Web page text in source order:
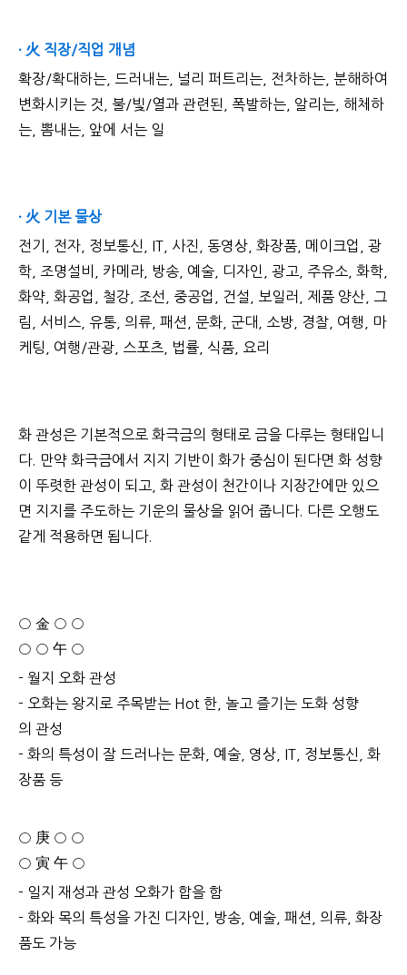
· 火 직장/직업 개념
확장/확대하는, 드러내는, 널리 퍼트리는, 전차하는, 분해하여
변화시키는 것, 불/빛/열과 관련된, 폭발하는, 알리는, 해체하
는, 뽐내는, 앞에 서는 일
· 火 기본 물상
전기, 전자, 정보통신, IT, 사진, 동영상, 화장품, 메이크업, 광
학, 조명설비, 카메라, 방송, 예술, 디자인, 광고, 주유소, 화학,
화약, 화공업, 철강, 조선, 중공업, 건설, 보일러, 제품 양산, 그
림, 서비스, 유통, 의류, 패션, 문화, 군대, 소방, 경찰, 여행, 마
케팅, 여행/관광, 스포츠, 법률, 식품, 요리
화 관성은 기본적으로 화극금의 형태로 금을 다루는 형태입니
다. 만약 화극금에서 지지 기반이 화가 중심이 된다면 화 성향
이 뚜렷한 관성이 되고, 화 관성이 천간이나 지장간에만 있으
면 지지를 주도하는 기운의 물상을 읽어 줍니다. 다른 오행도
같게 적용하면 됩니다.
○ 金 ○ ○
○ ○ 午 ○
- 월지 오화 관성
- 오화는 왕지로 주목받는 Hot 한, 놀고 즐기는 도화 성향
의 관성
- 화의 특성이 잘 드러나는 문화, 예술, 영상, IT, 정보통신, 화
장품 등
○ 庚 ○ ○
○ 寅 午 ○
- 일지 재성과 관성 오화가 합을 함
- 화와 목의 특성을 가진 디자인, 방송, 예술, 패션, 의류, 화장
품도 가능